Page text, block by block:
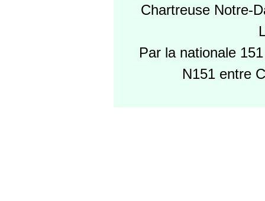
Chartreuse Notre-
Par la nationale
N151 entre